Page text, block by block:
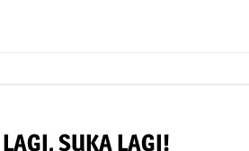
SUKA LAGI!